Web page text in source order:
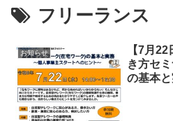
フリーランス
お知らせ
【7月
き方セ
の基本